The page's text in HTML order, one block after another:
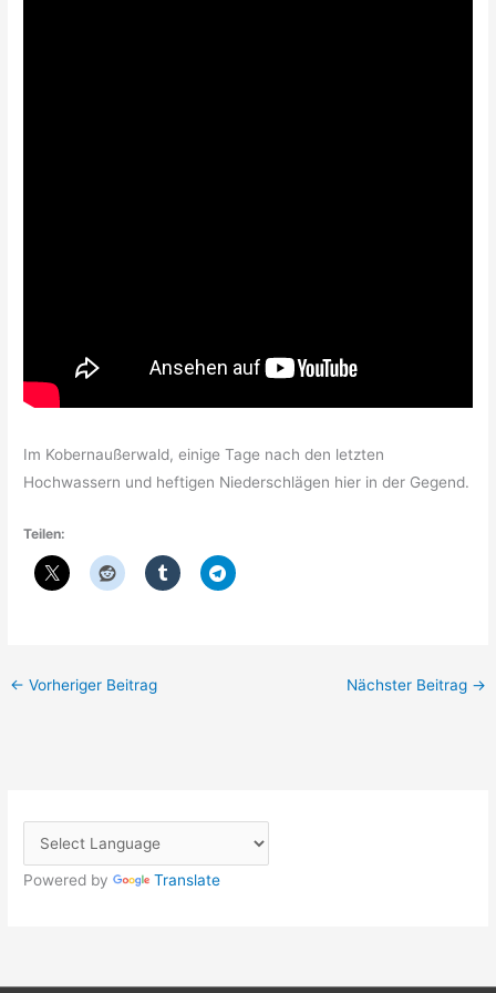
Im Kobernaußerwald, einige Tage nach den letzten
Hochwassern und heftigen Niederschlägen hier in der Gegend.
Teilen:
← Vorheriger Beitrag Nächster Beitrag →
Powered by Translate